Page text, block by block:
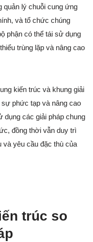
quản lý chuỗi cung ứng
và tổ chức chúng
phận có thể tái sử dụng
trùng lặp và nâng cao
kiến trúc và khung giải
phức tạp và nâng cao
dụng các giải pháp chung
đồng thời vẫn duy trì
và yêu cầu đặc thù của
trúc so